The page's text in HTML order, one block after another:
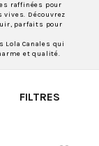
raffinées pour
Découvrez
parfaits pour
Lola Canales qui
et qualité.
FILTRES